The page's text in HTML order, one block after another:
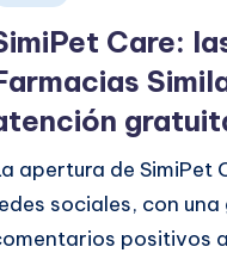
Care:
apertura de SimiPet
sociales, con
positivos